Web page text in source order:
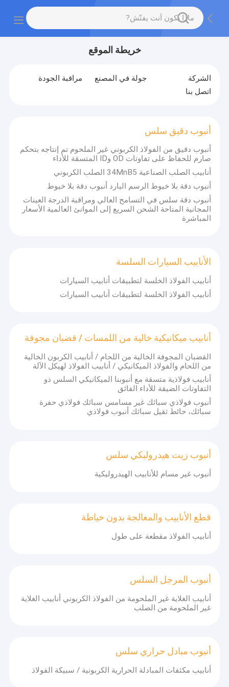
خريطة الموقع
الشركة جولة في المصنع
مراقبة الجودة
اتصل بنا
أنبوب دقيق سلس
أنبوب دقيق من الفولاذ الكربوني غير الملحوم تم إنتاجه بتحكم
صارم للحفاظ على تفاوتات OD وID المتسقة للأداء
أنابيب الصلب الصناعية 34MnB5 الصلب الكربوني
أنبوب دقة بلا خيوط الرسم البارد أنبوب دقة بلا خيوط
أنبوب دقة سلس في التسامح العالي ومراقبة الدرجة العينات
المجانية المتاحة الشحن السريع إلى الموانئ العالمية الأسعار
المباشرة
الأنابيب السيارات السلسة
أنابيب الفولاذ الخلسة لتطبيقات أنابيب السيارات
أنابيب الفولاذ الخلسة لتطبيقات أنابيب السيارات
أنابيب ميكانيكية خالية من اللمسات / قضبان مجوفة
القضبان المجوفة الخالية من اللحام / أنابيب الكربون الخالية
من اللحام والفولاذ الميكانيكي / أنابيب الفولاذ لهيكل الآلة
أنابيب فولاذية متسقة مع أنبوبنا الميكانيكي السلس ذو
التفاوتات الضيقة للأداء الفائق
أنبوب فولاذي سبائك غير مسامس سبائك فولاذي حفرة
سبائك، حائط ثقيل سبائك أنبوب فولاذي
أنبوب زيت هيدروليكي سلس
أنبوب غير مسام للأنابيب الهيدروليكية
قطع الأنابيب والمعالجة بدون خياطة
أنابيب الفولاذ مقطعة على طول
أنبوب المرجل السلس
أنابيب الغلاية غير الملحومة من الفولاذ الكربوني أنابيب الغلاية
غير الملحومة من الصلب
أنبوب مبادل حراري سلس
أنابيب مكثفات المبادلة الحرارية الكربونية / سبيكة الفولاذ